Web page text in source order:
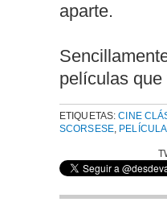
aparte.
películas que
ETIQUETAS:CINE
SCORSESE,